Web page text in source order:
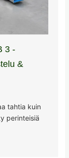
3 -
&
tahtia kuin
perinteisiä